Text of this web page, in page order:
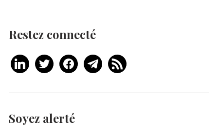
Restez connecté
Soyez alerté